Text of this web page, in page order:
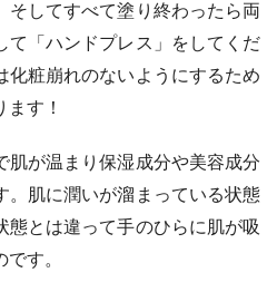
そしてすべて塗り終わったら両
て「ハンドプレス」をしてくだ
化粧崩れのないようにするため
す！
肌が温まり保湿成分や美容成分
。肌に潤いが溜まっている状態
態とは違って手のひらに肌が吸
す。